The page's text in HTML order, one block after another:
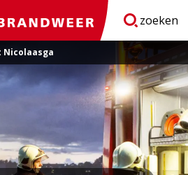
Brandweer zoeken
Nicolaasga